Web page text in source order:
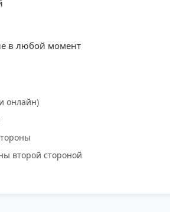
в любой момент
онлайн)
второй стороной